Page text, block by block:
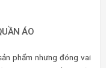
ÁO
phẩm nhưng đóng vai